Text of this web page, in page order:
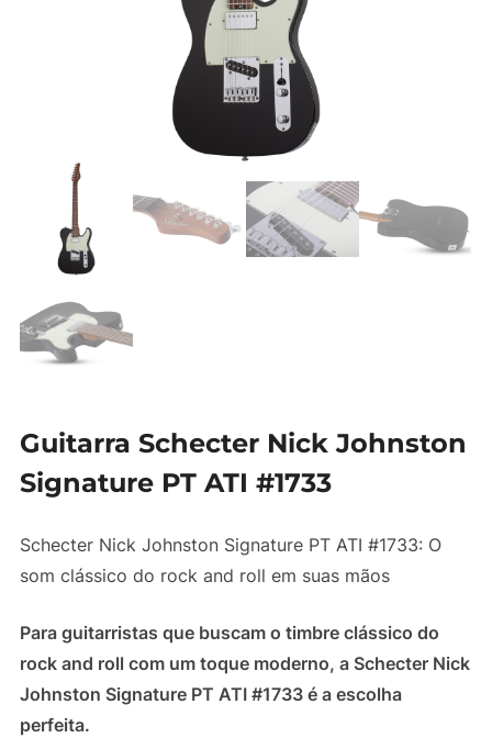
Guitarra Schecter Nick Johnston
Signature PT ATI #1733
Schecter Nick Johnston Signature PT ATI #1733: O
som clássico do rock and roll em suas mãos
Para guitarristas que buscam o timbre clássico do
rock and roll com um toque moderno, a Schecter Nick
Johnston Signature PT ATI #1733 é a escolha
perfeita.